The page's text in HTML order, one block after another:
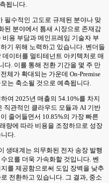
됩니다.
필수적인 고도로 규제된 분야나 맞
된 분야에서 틈새 시장으로 존재감
용 부담과 메인프레임 기술자 부
기 위해 노력하고 있습니다. 벤더들
이터를 멀티테넌트 아키텍처로 매
다. 이를 통해 전환 기간을 몇 주 만
체가 확대되는 가운데 On-Premise
는 축소될 것으로 예측됩니다.
여 2025년 매출의 54.10%를 차지
직관적인 클라우드 모듈과 AI 기반
줄어들면서 10.85%의 가장 빠른
량에 따라 비용을 조정하므로 성장
다.
생태계는 의무화된 전자 송장 발행
요를 더욱 가속화할 것입니다. 벤
를 제공함으로써 도입 장벽을 낮추
전환하고 있습니다. 그 결과, 중소